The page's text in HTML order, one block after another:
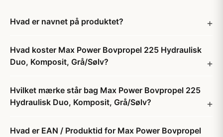
Hvad er navnet på produktet?
Hvad koster Max Power Bovpropel 225 Hydraulisk
Duo, Komposit, Grå/Sølv?
Hvilket mærke står bag Max Power Bovpropel 225
Hydraulisk Duo, Komposit, Grå/Sølv?
Hvad er EAN / Produktid for Max Power Bovpropel